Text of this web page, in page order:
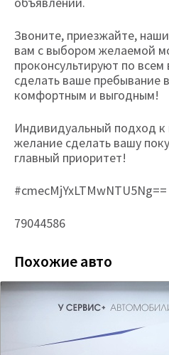
Звоните, приезжайте,
вам с выбором желаемой
проконсультируют по
сделать ваше пребывание
комфортным и выгодным!
Индивидуальный подход
желание сделать вашу
главный приоритет!
#cmecMjYxLTMwNTU5Ng==
79044586
Похожие авто